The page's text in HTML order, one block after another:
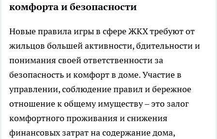
комфорта и безопасности
Новые правила игры в сфере ЖКХ требуют от
жильцов большей активности, бдительности и
понимания своей ответственности за
безопасность и комфорт в доме. Участие в
управлении, соблюдение правил и бережное
отношение к общему имуществу – это залог
комфортного проживания и снижения
финансовых затрат на содержание дома,